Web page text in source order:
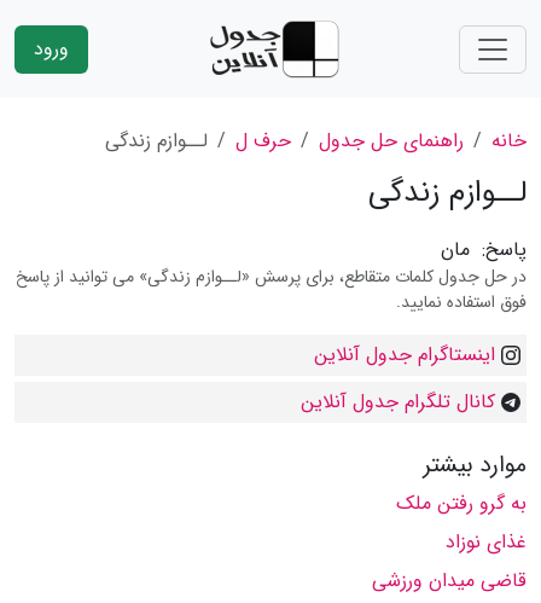
ورود
خانه راهنمای حل جدول حرف ل لــوازم زندگی
لــوازم زندگی
پاسخ: مان
در حل جدول کلمات متقاطع، برای پرسش «لــوازم زندگی» می توانید از پاسخ
فوق استفاده نمایید.
اینستاگرام جدول آنلاین
کانال تلگرام جدول آنلاین
موارد بیشتر
به گرو رفتن ملک
غذای نوزاد
قاضی میدان ورزشی